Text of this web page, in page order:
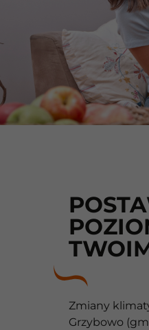
Zmiany
Grzybowo